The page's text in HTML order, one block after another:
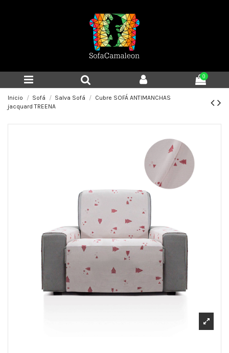
0
Inicio Sofá Salva Sofá
Cubre SOFÁ ANTIMANCHAS
jacquard TREENA